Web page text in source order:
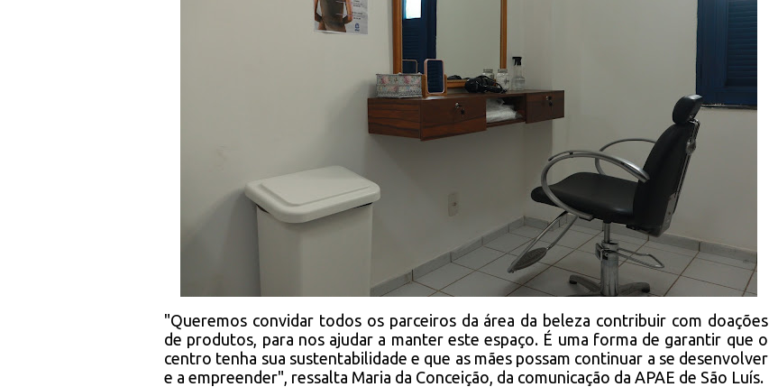
"Queremos convidar todos os parceiros da área da beleza contribuir com doações
de produtos, para nos ajudar a manter este espaço. É uma forma de garantir que o
centro tenha sua sustentabilidade e que as mães possam continuar a se desenvolver
e a empreender", ressalta Maria da Conceição, da comunicação da APAE de São Luís.